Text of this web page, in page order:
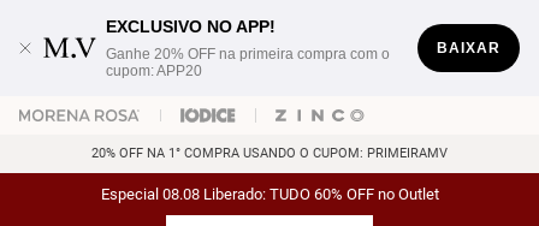
EXCLUSIVO NO APP!
Ganhe 20% OFF na primeira compra com o
cupom: APP20
BAIXAR
20% OFF NA 1° COMPRA USANDO O CUPOM: PRIMEIRAMV
Especial 08.08 Liberado: TUDO 60% OFF no Outlet